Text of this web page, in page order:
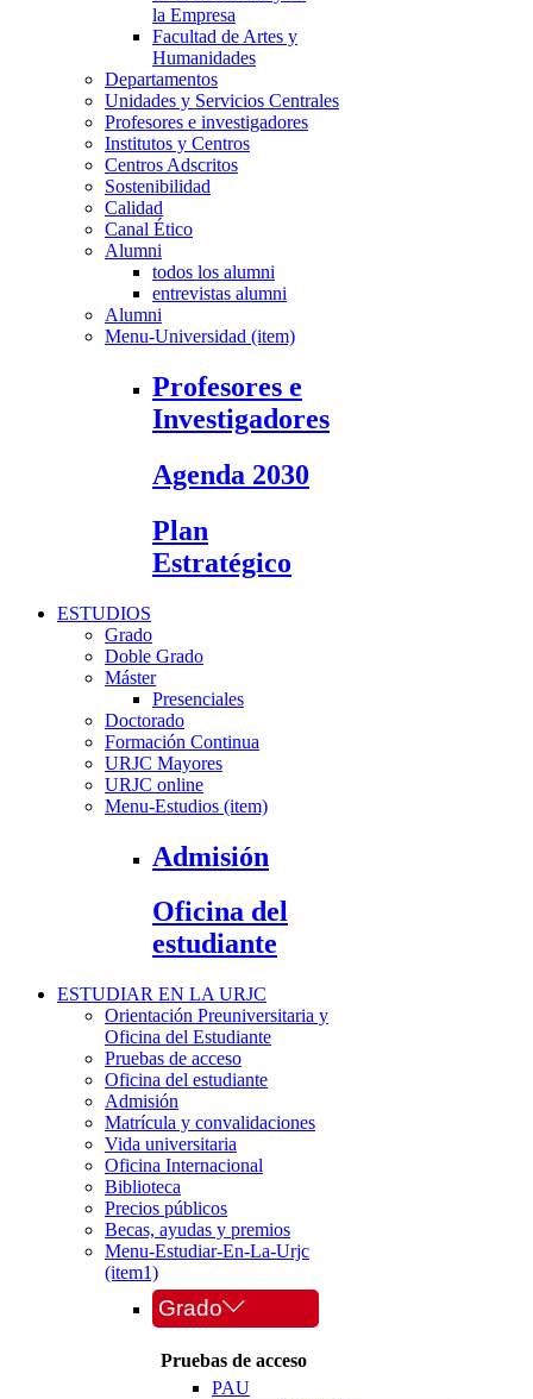
la Empresa
Facultad de Artes y
Humanidades
Departamentos
Unidades y Servicios Centrales
Profesores e investigadores
Institutos y Centros
Centros Adscritos
Sostenibilidad
Calidad
Canal Ético
Alumni
todos los alumni
entrevistas alumni
Alumni
Menu-Universidad (item)
Profesores e
Investigadores
Agenda 2030
Plan
Estratégico
ESTUDIOS
Grado
Doble Grado
Máster
Presenciales
Doctorado
Formación Continua
URJC Mayores
URJC online
Menu-Estudios (item)
Admisión
Oficina del
estudiante
ESTUDIAR EN LA URJC
Orientación Preuniversitaria y
Oficina del Estudiante
Pruebas de acceso
Oficina del estudiante
Admisión
Matrícula y convalidaciones
Vida universitaria
Oficina Internacional
Biblioteca
Precios públicos
Becas, ayudas y premios
Menu-Estudiar-En-La-Urjc
(item1)
Grado
Pruebas de acceso
PAU